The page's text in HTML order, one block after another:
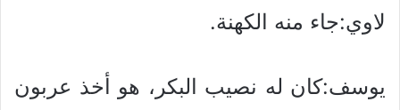
لاوي:جاء منه الكهنة.
يوسف:كان له نصيب البكر، هو أخذ عربون